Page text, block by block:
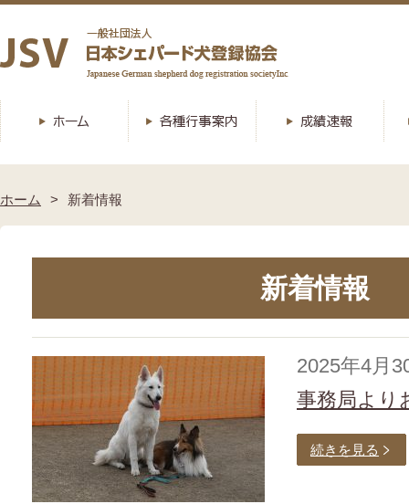
ホーム 新着情報
新着情報
2025年4月
事務局より
続きを見る